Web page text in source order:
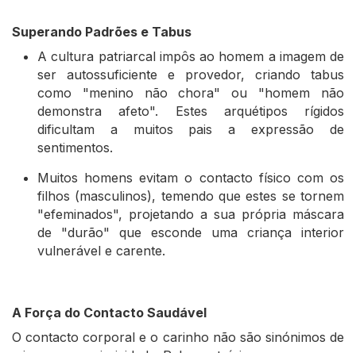
Superando Padrões e Tabus
A cultura patriarcal impôs ao homem a imagem de
ser autossuficiente e provedor, criando tabus
como "menino não chora" ou "homem não
demonstra afeto". Estes arquétipos rígidos
dificultam a muitos pais a expressão de
sentimentos.
Muitos homens evitam o contacto físico com os
filhos (masculinos), temendo que estes se tornem
"efeminados", projetando a sua própria máscara
de "durão" que esconde uma criança interior
vulnerável e carente.
A Força do Contacto Saudável
O contacto corporal e o carinho não são sinónimos de